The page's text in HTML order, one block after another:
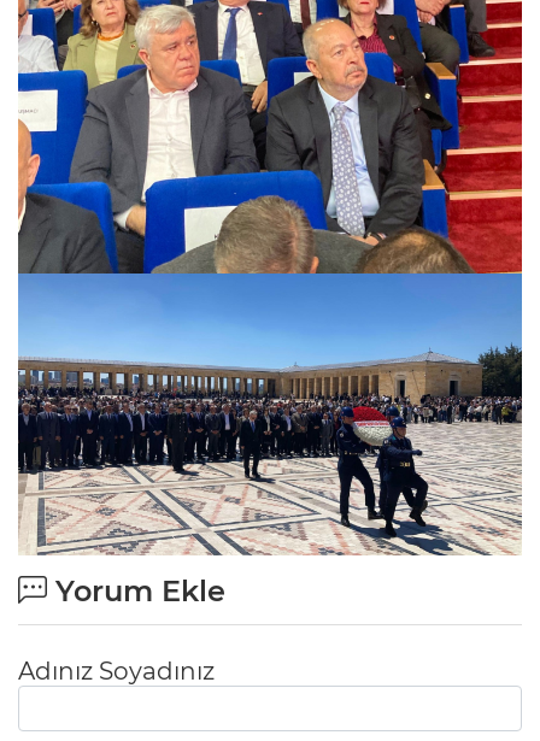
Yorum Ekle
Adınız Soyadınız